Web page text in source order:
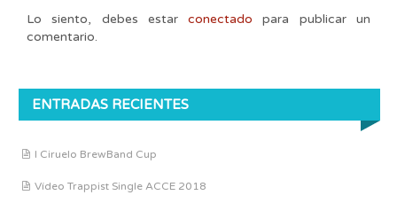
Lo siento, debes estarconectado para publicar un
comentario.
ENTRADAS RECIENTES
I Ciruelo BrewBand Cup
Vídeo Trappist Single ACCE 2018